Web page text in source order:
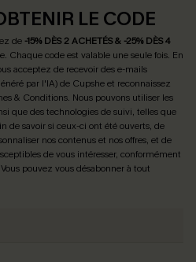
LE CODE
de -15% DÈS 2 ACHETÉS & -25% DÈS 4
Chaque code est valable une seule fois. En
acceptez de recevoir des e-mails
par l'IA) de Cupshe et reconnaissez
& Conditions. Nous pouvons utiliser les
que des technologies de suivi, telles que
de savoir si ceux-ci ont été ouverts, de
nos contenus et nos offres, et de
de vous intéresser, conformément
pouvez vous désabonner à tout